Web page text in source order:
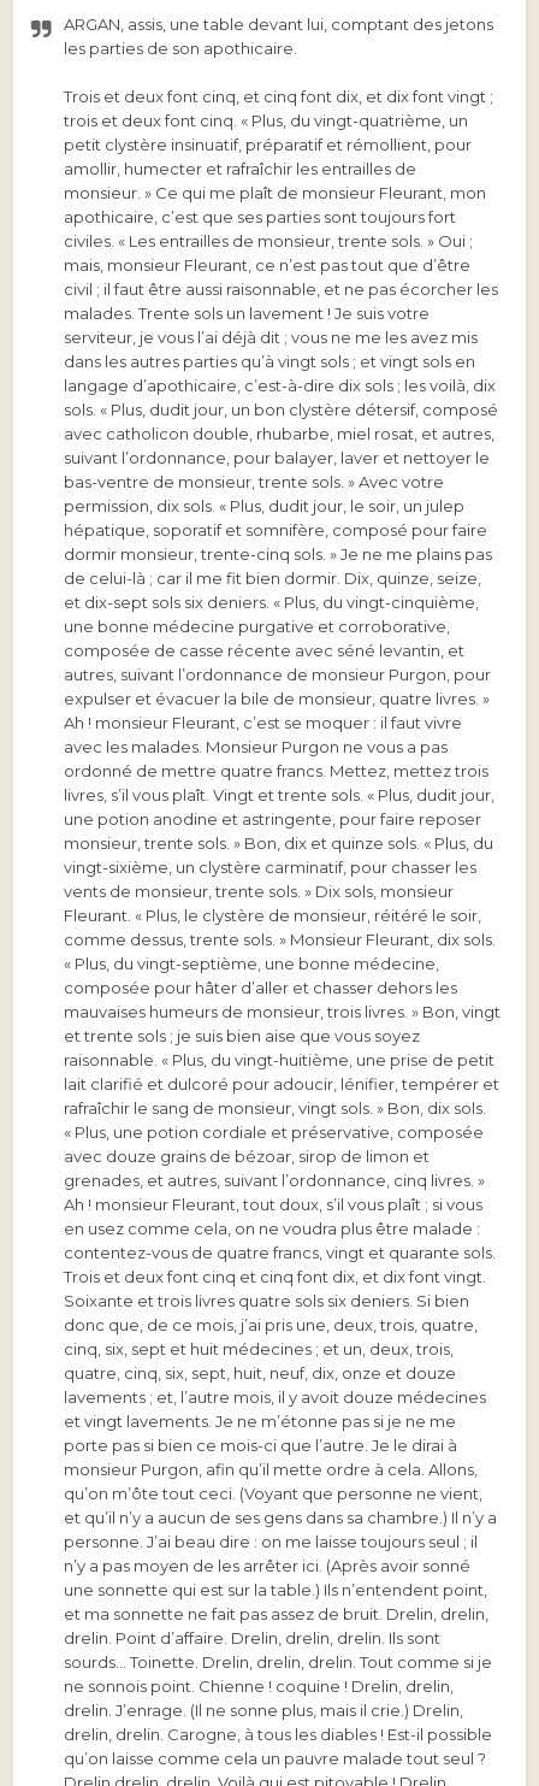
ARGAN, assis, une table devant lui, comptant des jetons
les parties de son apothicaire.
Trois et deux font cinq, et cinq font dix, et dix font vingt ;
trois et deux font cinq. « Plus, du vingt-quatrième, un
petit clystère insinuatif, préparatif et rémollient, pour
amollir, humecter et rafraîchir les entrailles de
monsieur. » Ce qui me plaît de monsieur Fleurant, mon
apothicaire, c’est que ses parties sont toujours fort
civiles. « Les entrailles de monsieur, trente sols. » Oui ;
mais, monsieur Fleurant, ce n’est pas tout que d’être
civil ; il faut être aussi raisonnable, et ne pas écorcher les
malades. Trente sols un lavement ! Je suis votre
serviteur, je vous l’ai déjà dit ; vous ne me les avez mis
dans les autres parties qu’à vingt sols ; et vingt sols en
langage d’apothicaire, c’est-à-dire dix sols ; les voilà, dix
sols. « Plus, dudit jour, un bon clystère détersif, composé
avec catholicon double, rhubarbe, miel rosat, et autres,
suivant l’ordonnance, pour balayer, laver et nettoyer le
bas-ventre de monsieur, trente sols. » Avec votre
permission, dix sols. « Plus, dudit jour, le soir, un julep
hépatique, soporatif et somnifère, composé pour faire
dormir monsieur, trente-cinq sols. » Je ne me plains pas
de celui-là ; car il me fit bien dormir. Dix, quinze, seize,
et dix-sept sols six deniers. « Plus, du vingt-cinquième,
une bonne médecine purgative et corroborative,
composée de casse récente avec séné levantin, et
autres, suivant l’ordonnance de monsieur Purgon, pour
expulser et évacuer la bile de monsieur, quatre livres. »
Ah ! monsieur Fleurant, c’est se moquer : il faut vivre
avec les malades. Monsieur Purgon ne vous a pas
ordonné de mettre quatre francs. Mettez, mettez trois
livres, s’il vous plaît. Vingt et trente sols. « Plus, dudit jour,
une potion anodine et astringente, pour faire reposer
monsieur, trente sols. » Bon, dix et quinze sols. « Plus, du
vingt-sixième, un clystère carminatif, pour chasser les
vents de monsieur, trente sols. » Dix sols, monsieur
Fleurant. « Plus, le clystère de monsieur, réitéré le soir,
comme dessus, trente sols. » Monsieur Fleurant, dix sols.
« Plus, du vingt-septième, une bonne médecine,
composée pour hâter d’aller et chasser dehors les
mauvaises humeurs de monsieur, trois livres. » Bon, vingt
et trente sols ; je suis bien aise que vous soyez
raisonnable. « Plus, du vingt-huitième, une prise de petit
lait clarifié et dulcoré pour adoucir, lénifier, tempérer et
rafraîchir le sang de monsieur, vingt sols. » Bon, dix sols.
« Plus, une potion cordiale et préservative, composée
avec douze grains de bézoar, sirop de limon et
grenades, et autres, suivant l’ordonnance, cinq livres. »
Ah ! monsieur Fleurant, tout doux, s’il vous plaît ; si vous
en usez comme cela, on ne voudra plus être malade :
contentez-vous de quatre francs, vingt et quarante sols.
Trois et deux font cinq et cinq font dix, et dix font vingt.
Soixante et trois livres quatre sols six deniers. Si bien
donc que, de ce mois, j’ai pris une, deux, trois, quatre,
cinq, six, sept et huit médecines ; et un, deux, trois,
quatre, cinq, six, sept, huit, neuf, dix, onze et douze
lavements ; et, l’autre mois, il y avoit douze médecines
et vingt lavements. Je ne m’étonne pas si je ne me
porte pas si bien ce mois-ci que l’autre. Je le dirai à
monsieur Purgon, afin qu’il mette ordre à cela. Allons,
qu’on m’ôte tout ceci. (Voyant que personne ne vient,
et qu’il n’y a aucun de ses gens dans sa chambre.) Il n’y a
personne. J’ai beau dire : on me laisse toujours seul ; il
n’y a pas moyen de les arrêter ici. (Après avoir sonné
une sonnette qui est sur la table.) Ils n’entendent point,
et ma sonnette ne fait pas assez de bruit. Drelin, drelin,
drelin. Point d’affaire. Drelin, drelin, drelin. Ils sont
sourds… Toinette. Drelin, drelin, drelin. Tout comme si je
ne sonnois point. Chienne ! coquine ! Drelin, drelin,
drelin. J’enrage. (Il ne sonne plus, mais il crie.) Drelin,
drelin, drelin. Carogne, à tous les diables ! Est-il possible
qu’on laisse comme cela un pauvre malade tout seul ?